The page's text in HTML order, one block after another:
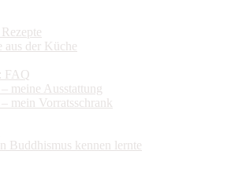
aus der Küche
FAQ
meine Ausstattung
mein Vorratsschrank
Buddhismus kennen lernte